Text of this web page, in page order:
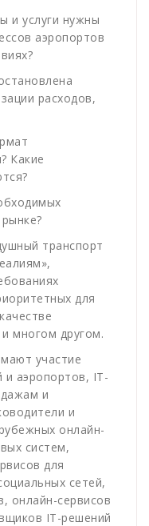
и услуги нужны
аэропортов
расходов,
Какие
транспорт
для
и многом другом.
участие
и аэропортов, IT-
и
и
онлайн-
систем,
для
сетей,
онлайн-сервисов
IT-решений